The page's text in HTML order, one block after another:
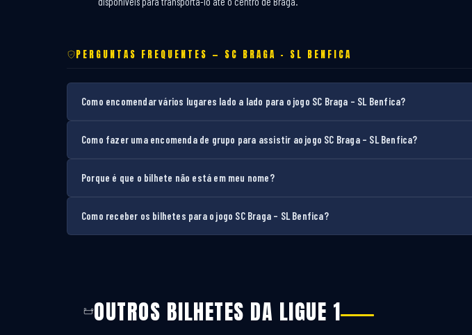
PERGUNTAS FREQUENTES — SC BRAGA – SL BENFICA
Como encomendar vários lugares lado a lado para o jogo SC Braga – SL Benfica?
Como fazer uma encomenda de grupo para assistir ao jogo SC Braga – SL Benfica?
Porque é que o bilhete não está em meu nome?
Como receber os bilhetes para o jogo SC Braga – SL Benfica?
OUTROS BILHETES DA LIGUE 1